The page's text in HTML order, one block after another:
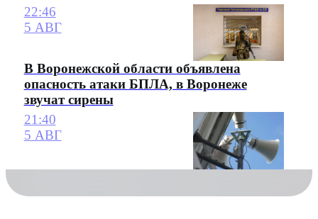
22:46
5 АВГ
В Воронежской области объявлена
опасность атаки БПЛА, в Воронеже
звучат сирены
21:40
5 АВГ